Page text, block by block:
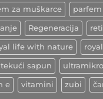
za muškarce parfem
Regeneracija
life with nature
tekući sapun
e vitamini zubi